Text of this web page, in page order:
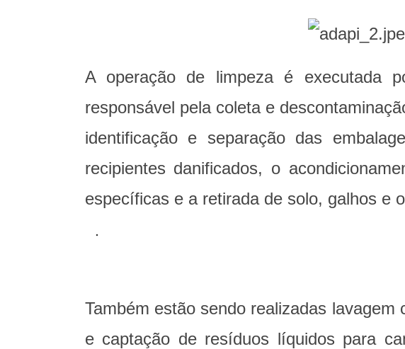
A operação de limpeza é executada
responsável pela coleta e
identificação e separação das
recipientes danificados, o
específicas e a retirada de solo, galhos e
Também estão sendo realizadas lavagem
e captação de resíduos líquidos para